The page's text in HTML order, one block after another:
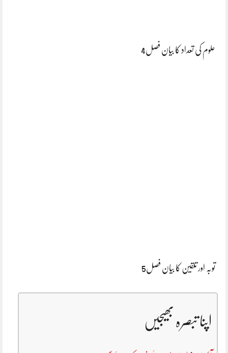
علوم کی تعداد کا بیان فصل4
توبہ اور تلقین کا بیان فصل5
اپنا تبصرہ بھیجیں